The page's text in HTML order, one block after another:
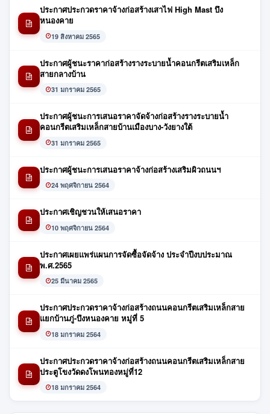
ประกาศประกวดราคาจ้างก่อสร้างเสาไฟ High Mast บึง
หนองคาย
19 สิงหาคม 2565
ประกาศผู้ชนะราคาก่อสร้างรางระบายน้ำคอนกรีตเสริมเหล็ก
สายกลางบ้าน
31 มกราคม 2565
ประกาศผู้ชนะการเสนอราคาจัดจ้างก่อสร้างรางระบายน้ำ
คอนกรีตเสริมเหล็กสายบ้านเมืองบาง-วังยางใต้
31 มกราคม 2565
ประกาศผู้ชนะการเสนอราคาจ้างก่อสร้างเสริมผิวถนนฯ
24 พฤศจิกายน 2564
ประกาศเชิญชวนให้เสนอราคา
10 พฤศจิกายน 2564
ประกาศเผยแพร่แผนการจัดซื้อจัดจ้าง ประจำปีงบประมาณ
พ.ศ.2565
25 มีนาคม 2565
ประกาศประกวดราคาจ้างก่อสร้างถนนคอนกรีตเสริมเหล็กสาย
แยกบ้านภู่-บึงหนองคาย หมู่ที่ 5
18 มกราคม 2564
ประกาศประกวดราคาจ้างก่อสร้างถนนคอนกรีตเสริมเหล็กสาย
ประตูโขงวัดดงโพนทองหมู่ที่12
18 มกราคม 2564